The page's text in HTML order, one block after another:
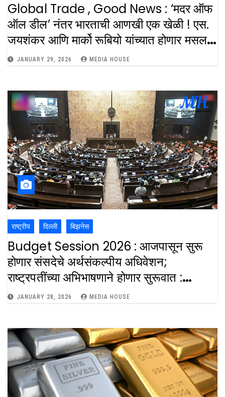
Global Trade , Good News : ‘मदर ऑफ
ऑल डील’ नंतर भारताची आणखी एक खेळी ! एस.
जयशंकर आणि मार्को रूबियो यांच्यात होणार मसलत
: S.Jaishankar Visit Us Critical
Impact 2026
JANUARY 29, 2026 MEDIA HOUSE
राष्ट्रीय दिल्ली बिझनेस
Budget Session 2026 : आजपासून सुरू
होणार संसदेचे अर्थसंकल्पीय अधिवेशन;
राष्ट्रपतींच्या अभिभाषणाने होणार सुरूवात :
Parliments Budget Session Will
JANUARY 28, 2026 MEDIA HOUSE